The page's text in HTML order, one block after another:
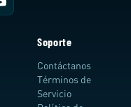
Soporte
Contáctanos
Términos de
Servicio